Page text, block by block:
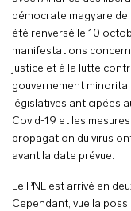
démocrate magyare de
été renversé le 10
manifestations
justice et à la lutte
gouvernement
législatives anticipées
Covid-19 et les
propagation du virus
avant la date prévue.
Le PNL est arrivé en
Cependant, vue la